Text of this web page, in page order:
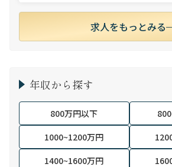
求人をもっとみる
年収から探す
800万円以下
1000~1200万円
1400~1600万円